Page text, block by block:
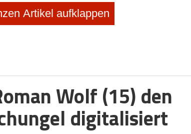
Artikel aufklappen
Wolf (15) den
digitalisiert